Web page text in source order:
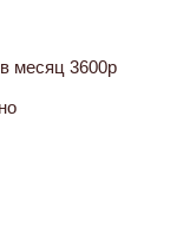
месяц 3600р